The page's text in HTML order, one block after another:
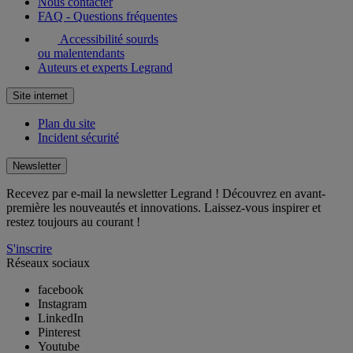
FAQ - Questions fréquentes
Accessibilité sourds
ou malentendants
Auteurs et experts Legrand
Site internet
Plan du site
Incident sécurité
Newsletter
Recevez par e-mail la newsletter Legrand ! Découvrez en avant-
première les nouveautés et innovations. Laissez-vous inspirer et
restez toujours au courant !
S'inscrire
Réseaux sociaux
facebook
Instagram
LinkedIn
Pinterest
Youtube